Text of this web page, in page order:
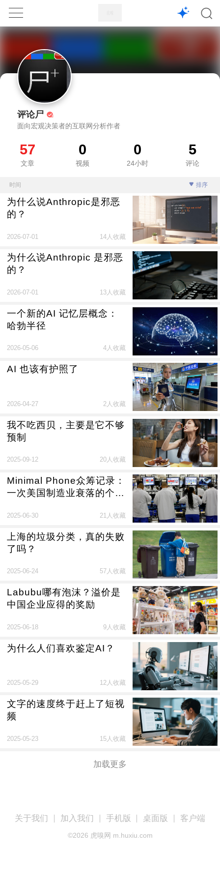
1X
评论尸
面向宏观决策者的互联网分析作者
57
文章
0
视频
0
24小时
5
评论
时间 排序
为什么说Anthropic是邪恶
的？
2026-07-01 14人收藏
为什么说Anthropic 是邪恶
的？
2026-07-01 13人收藏
一个新的AI 记忆层概念：
哈勃半径
2026-05-06 4人收藏
AI 也该有护照了
2026-04-27 2人收藏
我不吃西贝，主要是它不够
预制
2025-09-12 20人收藏
Minimal Phone众筹记录：
一次美国制造业衰落的个体
2025-06-30 21人收藏
上海的垃圾分类，真的失败
了吗？
2025-06-24 57人收藏
Labubu哪有泡沫？溢价是
中国企业应得的奖励
2025-06-18 9人收藏
为什么人们喜欢鉴定AI？
2025-05-29 12人收藏
文字的速度终于赶上了短视
频
2025-05-23 15人收藏
加载更多
关于我们 加入我们 手机版 桌面版 客户端
©2026 虎嗅网 m.huxiu.com